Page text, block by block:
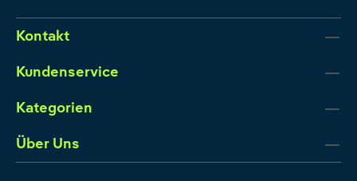
Kontakt
Kundenservice
Kategorien
Über Uns